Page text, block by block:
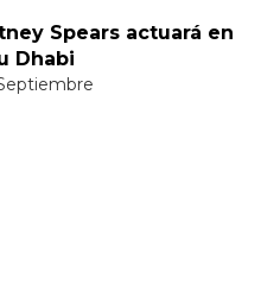
Spears actuará en
Dhabi